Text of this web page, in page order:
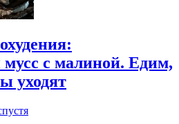
с малиной. Едим,
уходят